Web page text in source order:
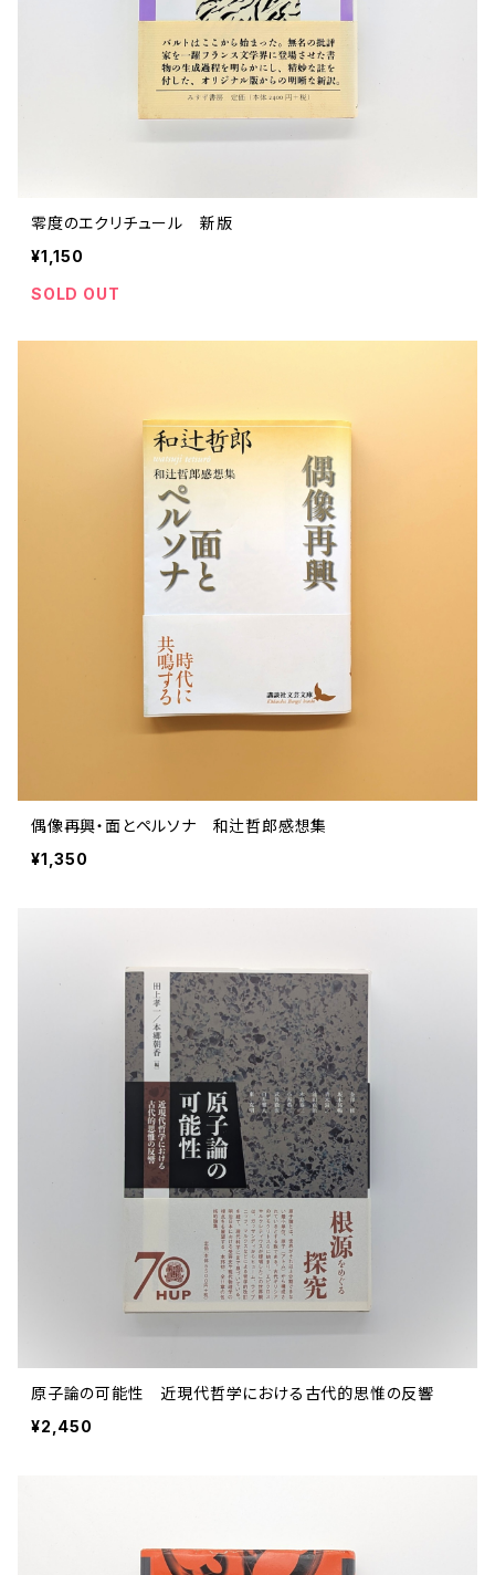
零度のエクリチュール 新版
¥1,150
SOLD OUT
偶像再興・面とペルソナ 和辻哲郎感想集
¥1,350
原子論の可能性 近現代哲学における古代的思惟の反響
¥2,450